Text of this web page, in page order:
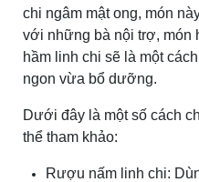
chi ngâm mật ong, món
với những bà nội trợ, món
hầm linh chi sẽ là một
ngon vừa bổ dưỡng.
Dưới đây là một số cách
thể tham khảo:
Rượu nấm linh chi: